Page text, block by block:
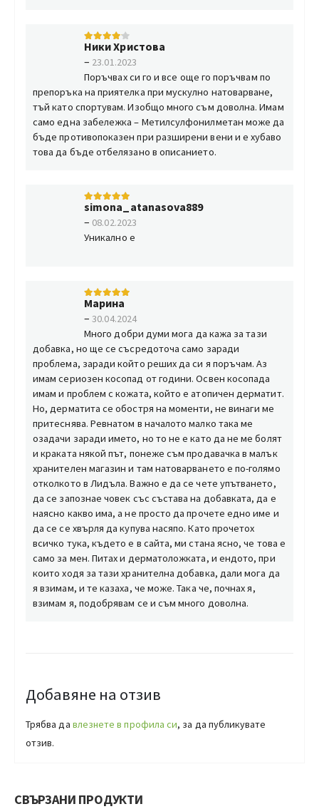
4 от 5
Ники Христова
– 23.01.2023
Поръчвах си го и все още го поръчвам по
препоръка на приятелка при мускулно натоварване,
тъй като спортувам. Изобщо много съм доволна. Имам
само една забележка – Метилсулфонилметан може да
бъде противопоказен при разширени вени и е хубаво
това да бъде отбелязано в описанието.
5от 5
simona_atanasova889
– 08.02.2023
Уникално е
5от 5
Марина
– 30.04.2024
Много добри думи мога да кажа за тази
добавка, но ще се съсредоточа само заради
проблема, заради който реших да си я поръчам. Аз
имам сериозен косопад от години. Освен косопада
имам и проблем с кожата, който е атопичен дерматит.
Но, дерматита се обостря на моменти, не винаги ме
притеснява. Ревнатом в началото малко така ме
озадачи заради името, но то не е като да не ме болят
и краката някой път, понеже съм продавачка в малък
хранителен магазин и там натоварването е по-голямо
отколкото в Лидъла. Важно е да се чете упътването,
да се запознае човек със състава на добавката, да е
наясно какво има, а не просто да прочете едно име и
да се се хвърля да купува насяпо. Като прочетох
всичко тука, където е в сайта, ми стана ясно, че това е
само за мен. Питах и дерматоложката, и ендото, при
които ходя за тази хранителна добавка, дали мога да
я взимам, и те казаха, че може. Така че, почнах я,
взимам я, подобрявам се и съм много доволна.
Добавяне на отзив
Трябва да влезнете в профила си, за да публикувате
отзив.
СВЪРЗАНИ ПРОДУКТИ